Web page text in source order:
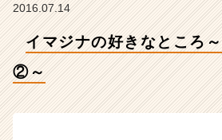
の
タ
2016.07.14
イマジナの好きなところ
②～